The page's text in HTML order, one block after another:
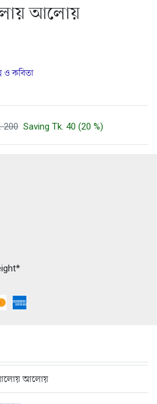
আলোয়
ও কবিতা
200 Saving Tk. 40 (20 %)
আলোয়